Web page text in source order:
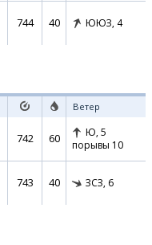
744 40 ЮЮЗ, 4
Ветер
742 60 Ю, 5
порывы 10
743 40 ЗСЗ, 6